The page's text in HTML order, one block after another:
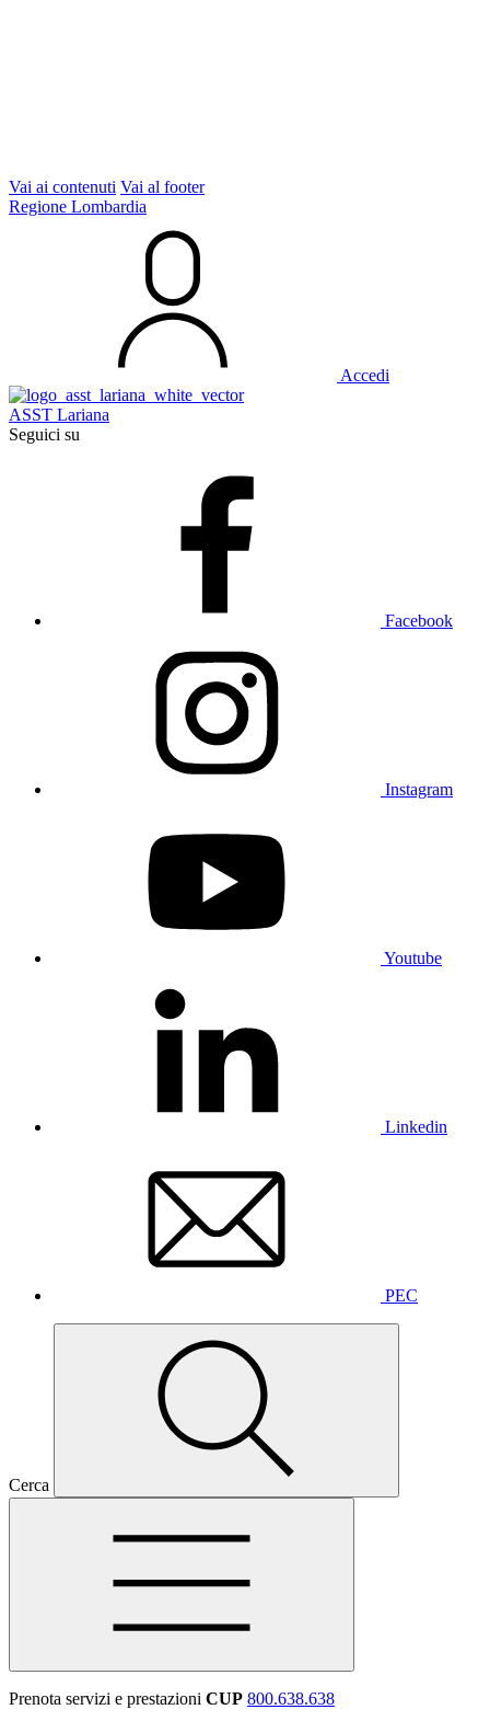
Vai ai contenuti Vai al footer
Regione Lombardia
Accedi
ASST Lariana
Seguici su
Facebook
Instagram
Youtube
Linkedin
PEC
Cerca
Prenota servizi e prestazioni CUP 800.638.638